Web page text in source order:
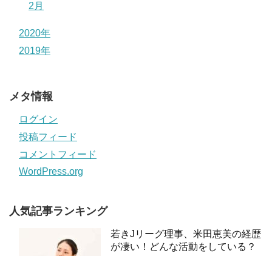
2月
2020年
2019年
メタ情報
ログイン
投稿フィード
コメントフィード
WordPress.org
人気記事ランキング
若きJリーグ理事、米田恵美の経歴
が凄い！どんな活動をしている？